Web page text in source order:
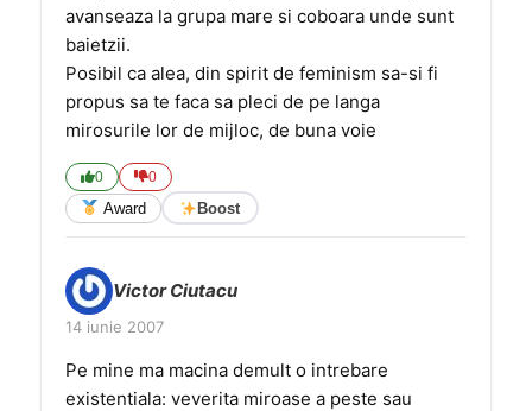
avanseaza la grupa mare si coboara unde sunt
baietzii.
Posibil ca alea, din spirit de feminism sa-si fi
propus sa te faca sa pleci de pe langa
mirosurile lor de mijloc, de buna voie
0 0
Award Boost
Victor Ciutacu
14 iunie 2007
Pe mine ma macina demult o intrebare
existentiala: veverita miroase a peste sau